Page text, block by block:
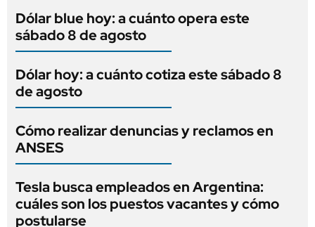
Dólar blue hoy: a cuánto opera este
sábado 8 de agosto
Dólar hoy: a cuánto cotiza este sábado 8
de agosto
Cómo realizar denuncias y reclamos en
ANSES
Tesla busca empleados en Argentina:
cuáles son los puestos vacantes y cómo
postularse